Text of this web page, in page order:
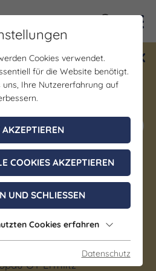
Date mit Saale-
vom 1.7. - 18.12.
Jetzt mitmachen
und Kulturgut
ein Stück
Geschichte
OT Ermlitz
Cookies verwendet.
für die Website benötigt.
Ihre Nutzererfahrung auf
COOKIES AKZEPTIEREN
UND SCHLIESSEN
Cookies erfahren
Datenschutz